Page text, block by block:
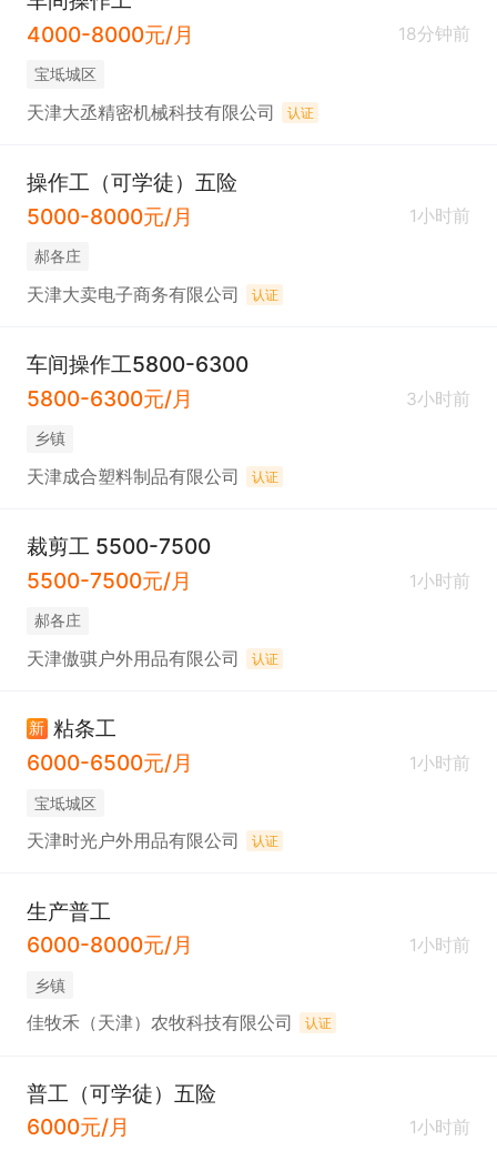
4000-8000元/月
18分钟前
宝坻城区
天津大丞精密机械科技有限公司 认证
操作工（可学徒）五险
5000-8000元/月
1小时前
郝各庄
天津大卖电子商务有限公司 认证
车间操作工5800-6300
5800-6300元/月
3小时前
乡镇
天津成合塑料制品有限公司 认证
裁剪工 5500-7500
5500-7500元/月
1小时前
郝各庄
天津傲骐户外用品有限公司 认证
新 粘条工
6000-6500元/月
1小时前
宝坻城区
天津时光户外用品有限公司 认证
生产普工
6000-8000元/月
1小时前
乡镇
佳牧禾（天津）农牧科技有限公司 认证
普工（可学徒）五险
6000元/月
1小时前